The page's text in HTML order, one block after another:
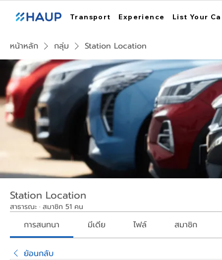
Transport Experience List Your
หน้าหลัก กลุ่ม Station Location
Station Location
สาธารณะ · สมาชิก 51 คน
การสนทนา มีเดีย ไฟล์ สมาชิก
ย้อนกลับ